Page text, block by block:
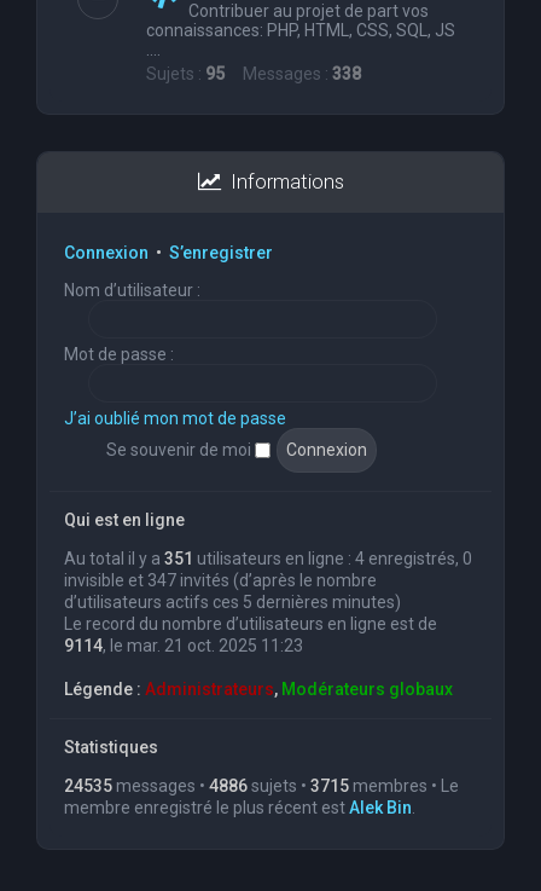
Contribuer au projet de part vos
connaissances: PHP, HTML, CSS, SQL, JS
....
Sujets : 95 Messages : 338
Informations
Connexion • S’enregistrer
Nom d’utilisateur :
Mot de passe :
J’ai oublié mon mot de passe
Se souvenir de moi
Qui est en ligne
Au total il y a 351 utilisateurs en ligne : 4 enregistrés, 0
invisible et 347 invités (d’après le nombre
d’utilisateurs actifs ces 5 dernières minutes)
Le record du nombre d’utilisateurs en ligne est de
9114, le mar. 21 oct. 2025 11:23
Légende : Administrateurs, Modérateurs globaux
Statistiques
24535 messages • 4886sujets • 3715 membres • Le
membre enregistré le plus récent estAlek Bin.